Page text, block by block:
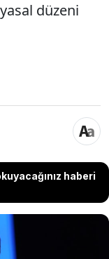
düzeni
haberi